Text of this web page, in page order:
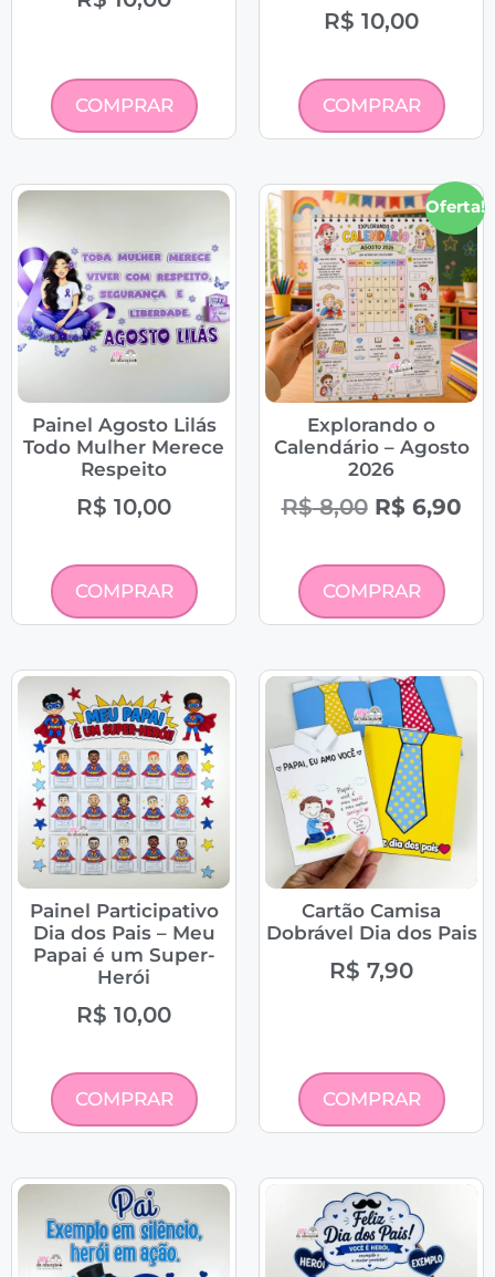
COMPRAR
R$ 10,00
COMPRAR
Painel Agosto Lilás
Todo Mulher Merece
Respeito
R$ 10,00
COMPRAR
Oferta!
Explorando o
Calendário – Agosto
2026
R$8,00 R$6,90
COMPRAR
Painel Participativo
Dia dos Pais – Meu
Papai é um Super-
Herói
R$ 10,00
COMPRAR
Cartão Camisa
Dobrável Dia dos Pais
R$ 7,90
COMPRAR